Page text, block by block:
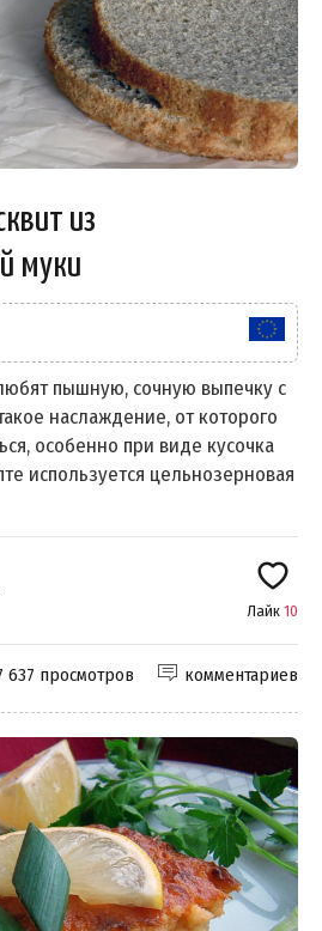
из
муки
пышную, сочную выпечку с
наслаждение, от которого
особенно при виде кусочка
используется цельнозерновая
Лайк 10
комментариев
637 просмотров